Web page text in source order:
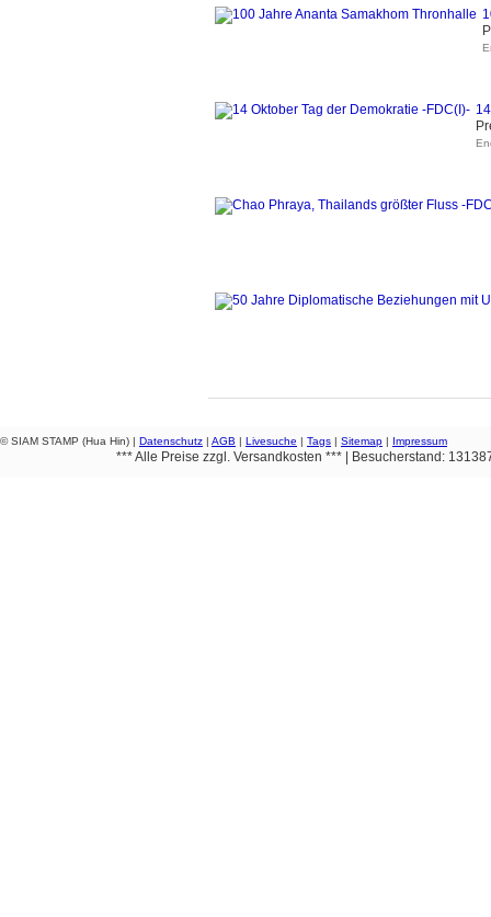
© SIAM STAMP (Hua Hin) | Datenschutz | AGB | Livesuche | Tags | Sitemap | Impressum
*** Alle Preise zzgl. Versandkosten *** | Besucherstand: